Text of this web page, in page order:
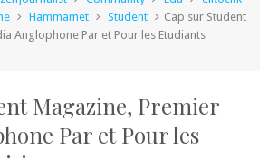
Hammamet Student
Cap sur Student
Anglophone Par et Pour les Etudiants
Magazine, Premier
Par et Pour les